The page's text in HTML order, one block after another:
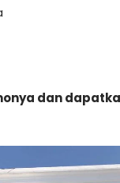
dan